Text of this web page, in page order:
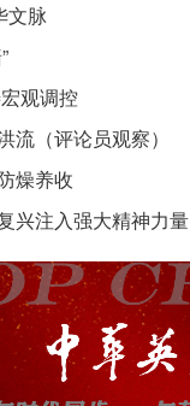
文脉
观调控
流（评论员观察）
燥养收
兴注入强大精神力量